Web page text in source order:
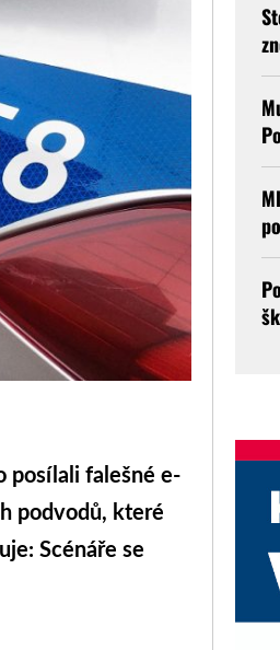
posílali falešné e-
podvodů, které
Scénáře se